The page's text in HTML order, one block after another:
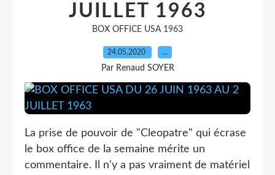
JUILLET 1963
BOX OFFICE USA 1963
24.05.2020 …
Par Renaud SOYER
La prise de pouvoir de "Cleopatre" qui écrase
le box office de la semaine mérite un
commentaire. Il n'y a pas vraiment de matériel